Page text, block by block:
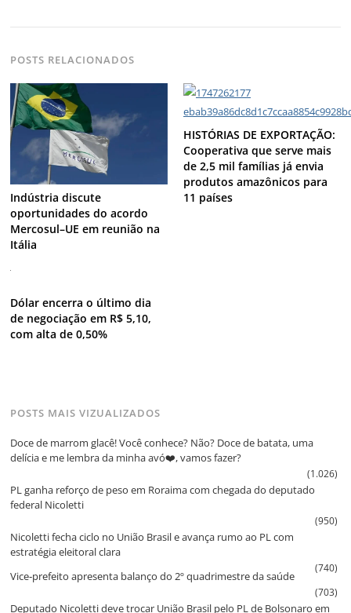
POSTS RELACIONADOS
Indústria discute
oportunidades do acordo
Mercosul–UE em reunião na
Itália
HISTÓRIAS DE EXPORTAÇÃO:
Cooperativa que serve mais
de 2,5 mil famílias já envia
produtos amazônicos para
11 países
Dólar encerra o último dia
de negociação em R$ 5,10,
com alta de 0,50%
POSTS MAIS VIZUALIZADOS
Doce de marrom glacê! Você conhece? Não? Doce de batata, uma
delícia e me lembra da minha avó❤️, vamos fazer?
(1.026)
PL ganha reforço de peso em Roraima com chegada do deputado
federal Nicoletti
(950)
Nicoletti fecha ciclo no União Brasil e avança rumo ao PL com
estratégia eleitoral clara
(740)
Vice‑prefeito apresenta balanço do 2º quadrimestre da saúde
(703)
Deputado Nicoletti deve trocar União Brasil pelo PL de Bolsonaro em